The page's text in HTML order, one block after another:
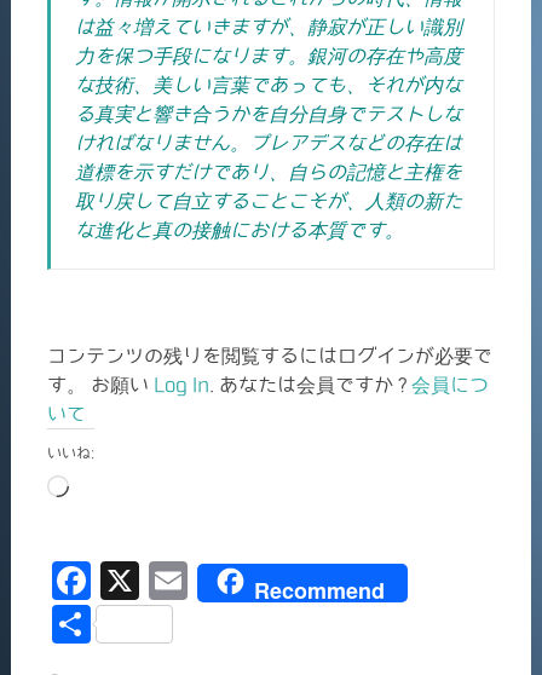
は益々増えていきますが、静寂が正しい識別
力を保つ手段になります。銀河の存在や高度
な技術、美しい言葉であっても、それが内な
る真実と響き合うかを自分自身でテストしな
ければなりません。
プレアデスなどの存在は
道標を示すだけであり、自らの記憶と主権を
取り戻して自立することこそが、人類の新た
な進化と真の接触における本質です。
コンテンツの残りを閲覧するにはログインが必要で
す。 お願い Log In . あなたは会員ですか ? 会員につ
いて
いいね:
読
み
中…
F
a
X
E
Recommend
共